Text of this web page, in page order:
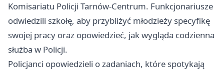
Komisariatu Policji Tarnów-Centrum. Funkcjonariusze
odwiedzili szkołę, aby przybliżyć młodzieży specyfikę
swojej pracy oraz opowiedzieć, jak wygląda codzienna
służba w Policji.
Policjanci opowiedzieli o zadaniach, które spotykają